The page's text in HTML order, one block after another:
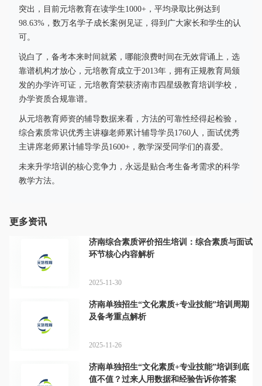
突出，目前元培教育在读学生1000+，平均录取比例达到
98.63%，数万名学子成长案例见证，得到广大家长和学生的认
可。
说白了，备考本来时间就紧，哪能浪费时间在无效背诵上，选
靠谱机构才放心，元培教育成立于2013年，拥有正规教育局颁
发的办学许可证，元培教育荣获济南市四星级教育培训学校，
办学资质合规靠谱。
从元培教育师资的辅导数据来看，方法的可靠性经得起检验，
综合素质常识优秀主讲穆老师累计辅导学员1760人，面试优秀
主讲席老师累计辅导学员1600+，教学深受同学们的喜爱。
未来升学培训的核心竞争力，永远是贴合考生备考需求的科学
教学方法。
更多资讯
济南综合素质评价招生培训：综合素质与面试
环节核心内容解析
2025-11-30
济南单独招生“文化素质+专业技能”培训周期
及备考重点解析
2025-11-26
济南单独招生“文化素质+专业技能”培训到底
值不值？过来人用数据和经验告诉你答案